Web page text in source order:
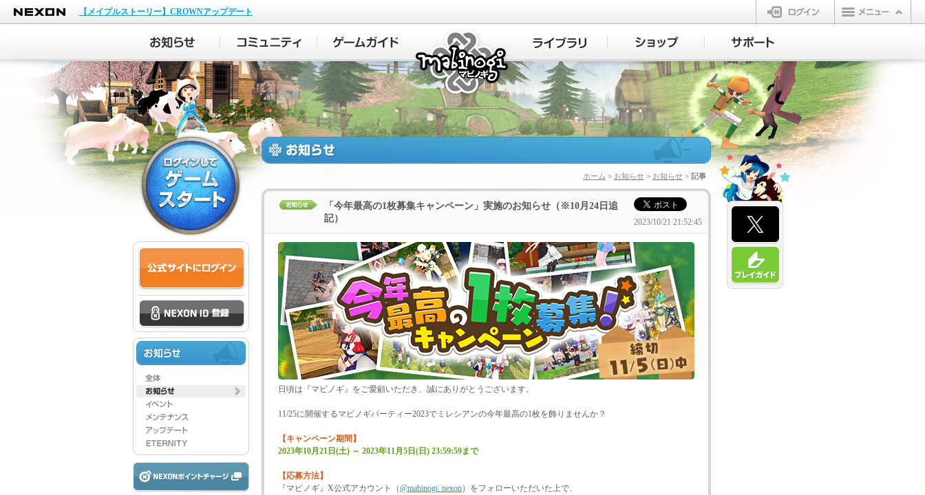
NEXON
【メイプルストーリー】CROWNアップデート
ログイン
マビノギ
ホーム > お知らせ > お知らせ > 記事
「今年最高の1枚募集キャンペーン」実施のお知らせ（※10月24日追
記）
2023/10/21 21:52:45
日頃は『マビノギ』をご愛顧いただき、誠にありがとうございます。
11/25に開催するマビノギパーティー2023でミレシアンの今年最高の1枚を飾りませんか？
【キャンペーン期間】
2023年10月21日(土) ～ 2023年11月5日(日) 23:59:59まで
【応募方法】
『マビノギ』X公式アカウント（@mabinogi_nexon）をフォローいただいた上で、